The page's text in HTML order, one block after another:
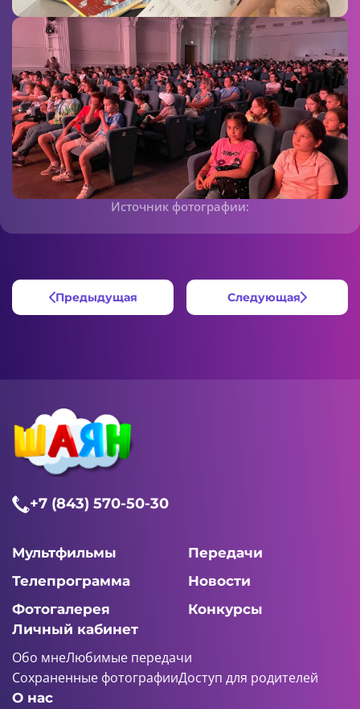
Источник фотографии:
Предыдущая Следующая
+7 (843) 570-50-30
Мультфильмы
Передачи
Телепрограмма
Новости
Фотогалерея
Конкурсы
Личный кабинет
Обо мнеЛюбимые передачи
Сохраненные фотографииДоступ для родителей
О нас